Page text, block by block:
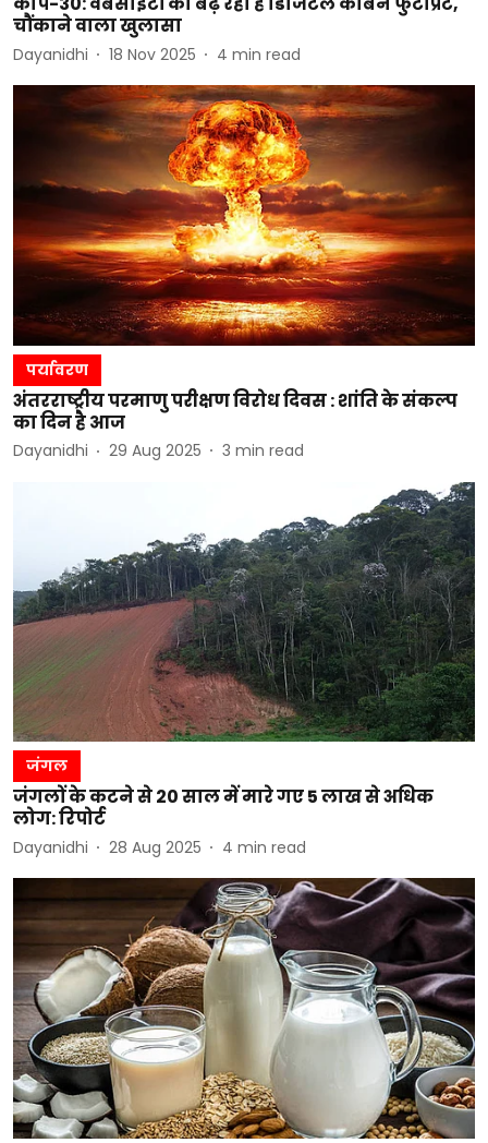
चौंकाने वाला खुलासा
Dayanidhi 18 Nov 2025 4 min read
पर्यावरण
अंतरराष्ट्रीय परमाणु परीक्षण विरोध दिवस : शांति के संकल्प
का दिन है आज
Dayanidhi 29 Aug 2025 3 min read
जंगल
जंगलों के कटने से 20 साल में मारे गए 5 लाख से अधिक
लोग: रिपोर्ट
Dayanidhi 28 Aug 2025 4 min read